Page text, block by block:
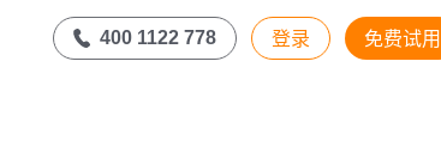
400 1122 778 登录 免费试用